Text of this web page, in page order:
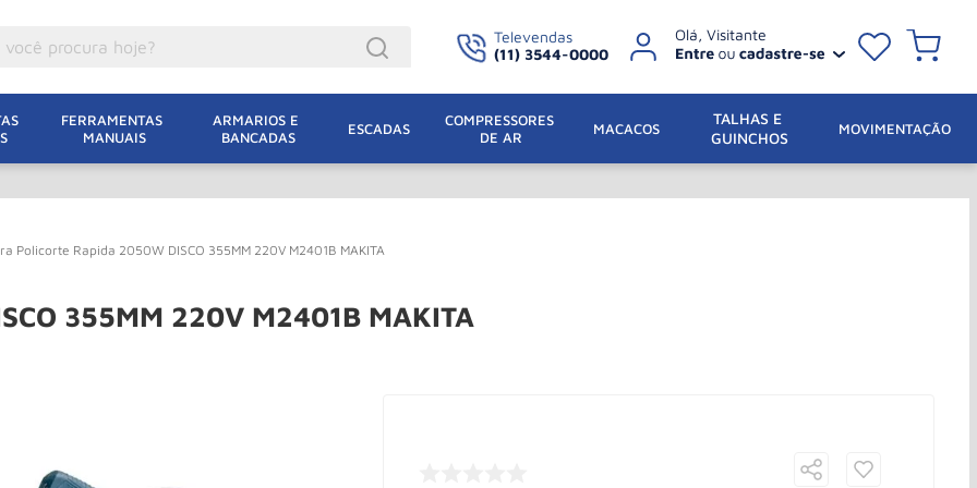
Televendas
(11) 3544-0000
FERRAMENTAS
MANUAIS
ARMARIOS E
BANCADAS
ESCADAS
COMPRESSORES
DE AR
MACACOS
TALHAS E
GUINCHOS
MOVIMENTAÇÃO
Policorte Rapida 2050W DISCO 355MM 220V M2401B MAKITA
355MM 220V M2401B MAKITA
Eletrica